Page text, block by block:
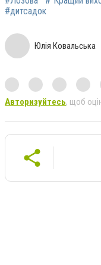
#дитсадок
Юлія Ковальська
Авторизуйтесь, щоб